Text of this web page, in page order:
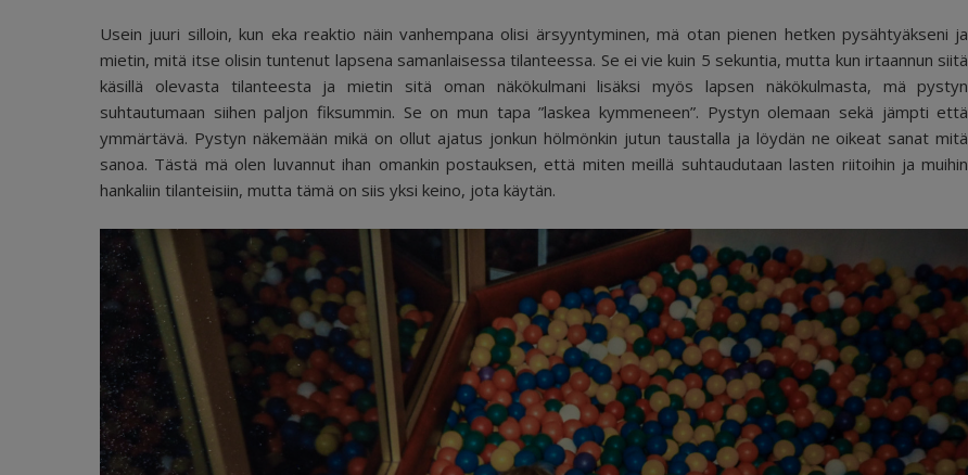
Usein juuri silloin, kun eka reaktio näin vanhempana olisi ärsyyntyminen, mä otan pienen hetken pysähtyäkseni ja
mietin, mitä itse olisin tuntenut lapsena samanlaisessa tilanteessa. Se ei vie kuin 5 sekuntia, mutta kun irtaannun siitä
käsillä olevasta tilanteesta ja mietin sitä oman näkökulmani lisäksi myös lapsen näkökulmasta, mä pystyn
suhtautumaan siihen paljon fiksummin. Se on mun tapa ”laskea kymmeneen”. Pystyn olemaan sekä jämpti että
ymmärtävä. Pystyn näkemään mikä on ollut ajatus jonkun hölmönkin jutun taustalla ja löydän ne oikeat sanat mitä
sanoa. Tästä mä olen luvannut ihan omankin postauksen, että miten meillä suhtaudutaan lasten riitoihin ja muihin
hankaliin tilanteisiin, mutta tämä on siis yksi keino, jota käytän.